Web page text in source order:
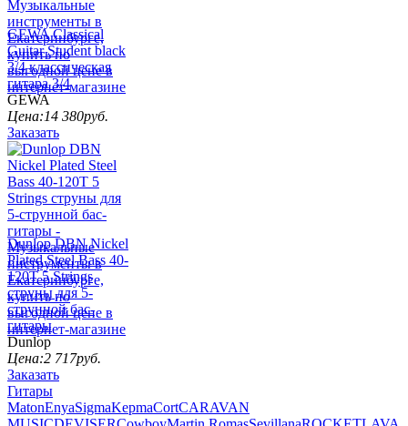
GEWA Classical
Guitar Student black
3/4 классическая
гитара 3/4
GEWA
Цена:14 380руб.
Заказать
Dunlop DBN Nickel
Plated Steel Bass 40-
120T 5 Strings
струны для 5-
струнной бас-
гитары
Dunlop
Цена:2 717руб.
Заказать
Гитары
MatonEnyaSigmaKepmaCortCARAVAN